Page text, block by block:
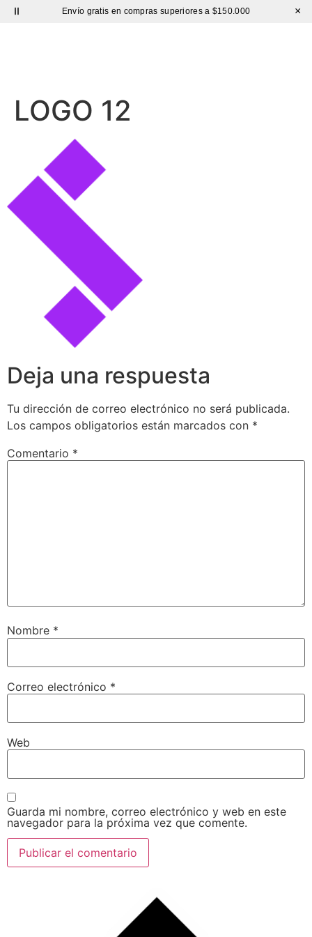
Envío gratis en compras superiores a $150.000 ×
LOGO 12
Deja una respuesta
Tu dirección de correo electrónico no será publicada.
Los campos obligatorios están marcados con *
Comentario *
Nombre *
Correo electrónico *
Web
Guarda mi nombre, correo electrónico y web en este
navegador para la próxima vez que comente.